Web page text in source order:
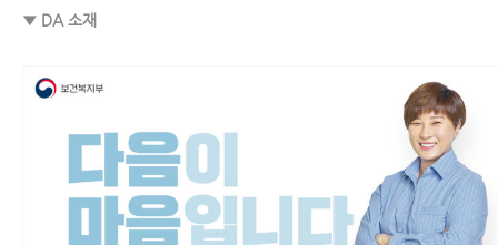
▼ DA 소재